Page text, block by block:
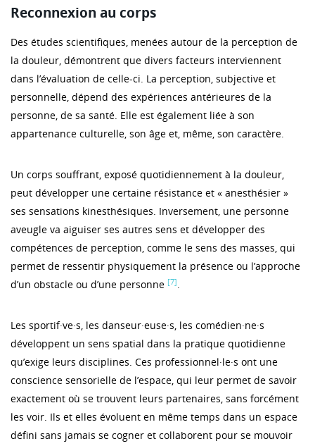
Reconnexion au corps
Des études scientifiques, menées autour de la perception de
la douleur, démontrent que divers facteurs interviennent
dans l’évaluation de celle-ci. La perception, subjective et
personnelle, dépend des expériences antérieures de la
personne, de sa santé. Elle est également liée à son
appartenance culturelle, son âge et, même, son caractère.
Un corps souffrant, exposé quotidiennement à la douleur,
peut développer une certaine résistance et « anesthésier »
ses sensations kinesthésiques. Inversement, une personne
aveugle va aiguiser ses autres sens et développer des
compétences de perception, comme le sens des masses, qui
permet de ressentir physiquement la présence ou l’approche
d’un obstacle ou d’une personne [7].
Les sportif·ve·s, les danseur·euse·s, les comédien·ne·s
développent un sens spatial dans la pratique quotidienne
qu’exige leurs disciplines. Ces professionnel·le·s ont une
conscience sensorielle de l’espace, qui leur permet de savoir
exactement où se trouvent leurs partenaires, sans forcément
les voir. Ils et elles évoluent en même temps dans un espace
défini sans jamais se cogner et collaborent pour se mouvoir